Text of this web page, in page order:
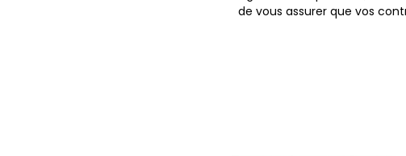
de vous assurer que vos